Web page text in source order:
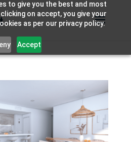
to give you the best and most
on accept, you give your
as per our privacy policy.
Accept